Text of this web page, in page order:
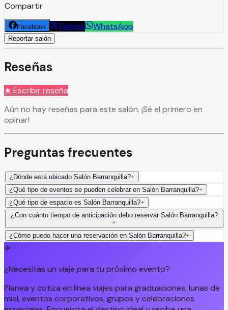
Compartir
Facebook Twitter WhatsApp
Reportar salón
Reseñas
★ Escribir reseña
Aún no hay reseñas para este salón. ¡Sé el primero en
opinar!
Preguntas frecuentes
¿Dónde está ubicado Salón Barranquilla?+
¿Qué tipo de eventos se pueden celebrar en Salón Barranquilla?+
¿Qué tipo de espacio es Salón Barranquilla?+
¿Con cuánto tiempo de anticipación debo reservar Salón Barranquilla?
+
¿Cómo puedo hacer una reservación en Salón Barranquilla?+
✈️
¿Necesitas un viaje para tu próximo evento?
Planea y cotiza en línea viajes para graduaciones, lunas de
miel, eventos corporativos, grupos y celebraciones